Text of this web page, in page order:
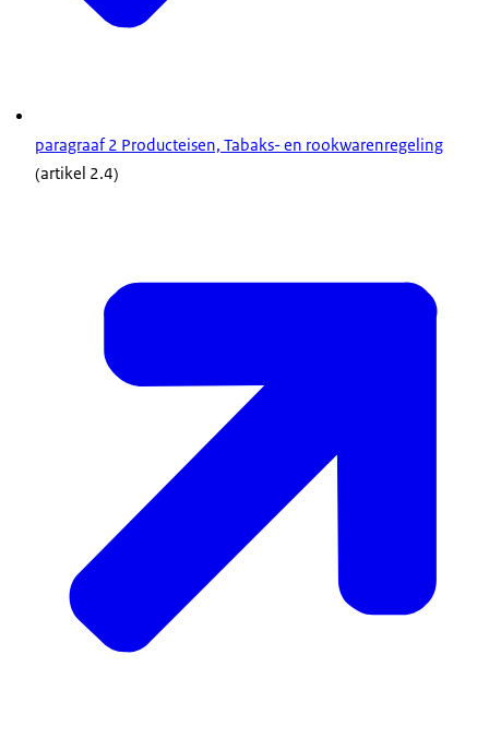
paragraaf 2 Producteisen, Tabaks- en rookwarenregeling
(artikel 2.4)